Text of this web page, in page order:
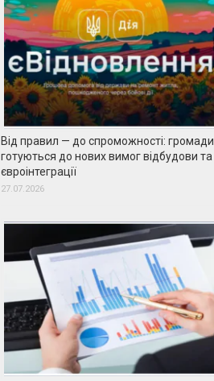
Від правил — до спроможності: громади
готуються до нових вимог відбудови та
євроінтеграції
27.07.2026